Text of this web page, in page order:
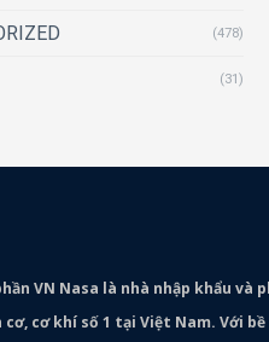
(478)
(31)
VN Nasa là nhà nhập khẩu và
cơ khí số 1 tại Việt Nam. Với